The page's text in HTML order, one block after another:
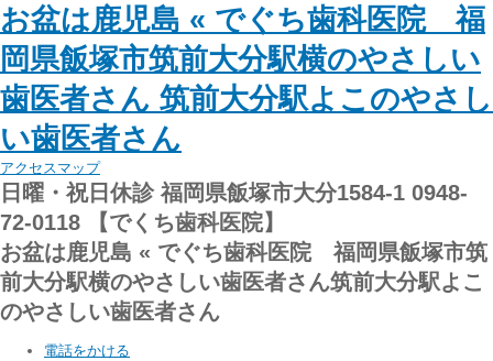
お盆は鹿児島 « でぐち歯科医院 福
岡県飯塚市筑前大分駅横のやさしい
歯医者さん 筑前大分駅よこのやさし
い歯医者さん
アクセスマップ
日曜・祝日休診 福岡県飯塚市大分1584-1 0948-
72-0118 【でくち歯科医院】
お盆は鹿児島 « でぐち歯科医院 福岡県飯塚市筑
前大分駅横のやさしい歯医者さん筑前大分駅よこ
のやさしい歯医者さん
電話をかける